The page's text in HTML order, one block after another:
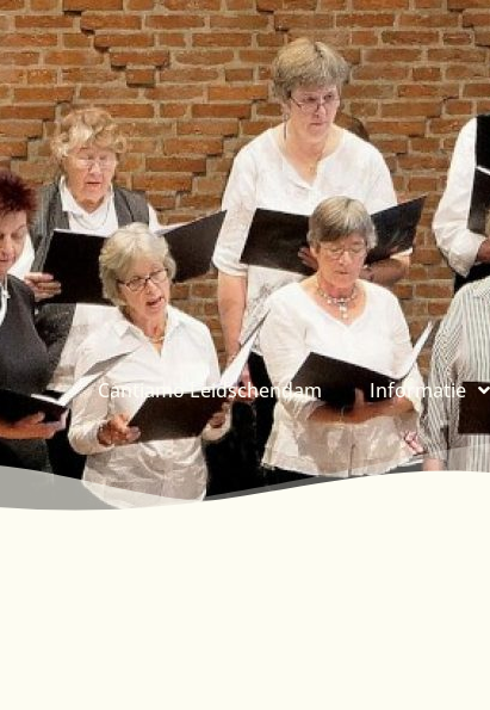
Cantiamo Leidschendam Informatie